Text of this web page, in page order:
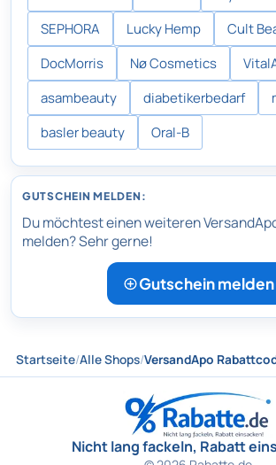
SEPHORA
Lucky Hemp
Cult
DocMorris
Nø Cosmetics
asambeauty
diabetikerbedarf
basler beauty
Oral-B
GUTSCHEIN MELDEN:
Du möchtest einen weiteren
melden? Sehr gerne!
Gutschein melden
Startseite/Alle Shops/VersandApo
Nicht lang fackeln, Rabatt